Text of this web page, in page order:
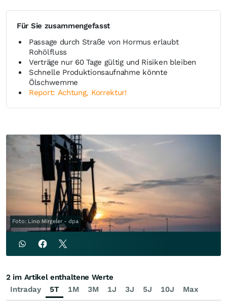
Für Sie zusammengefasst
Passage durch Straße von Hormus erlaubt
Rohölfluss
Verträge nur 60 Tage gültig und Risiken bleiben
Schnelle Produktionsaufnahme könnte
Ölschwemme
Report: Achtung, Korrektur!
Foto: Lino Mirgeler - dpa
Intraday 5T 1M 3M 1J 3J 5J 10J Max
2 im Artikel enthaltene Werte